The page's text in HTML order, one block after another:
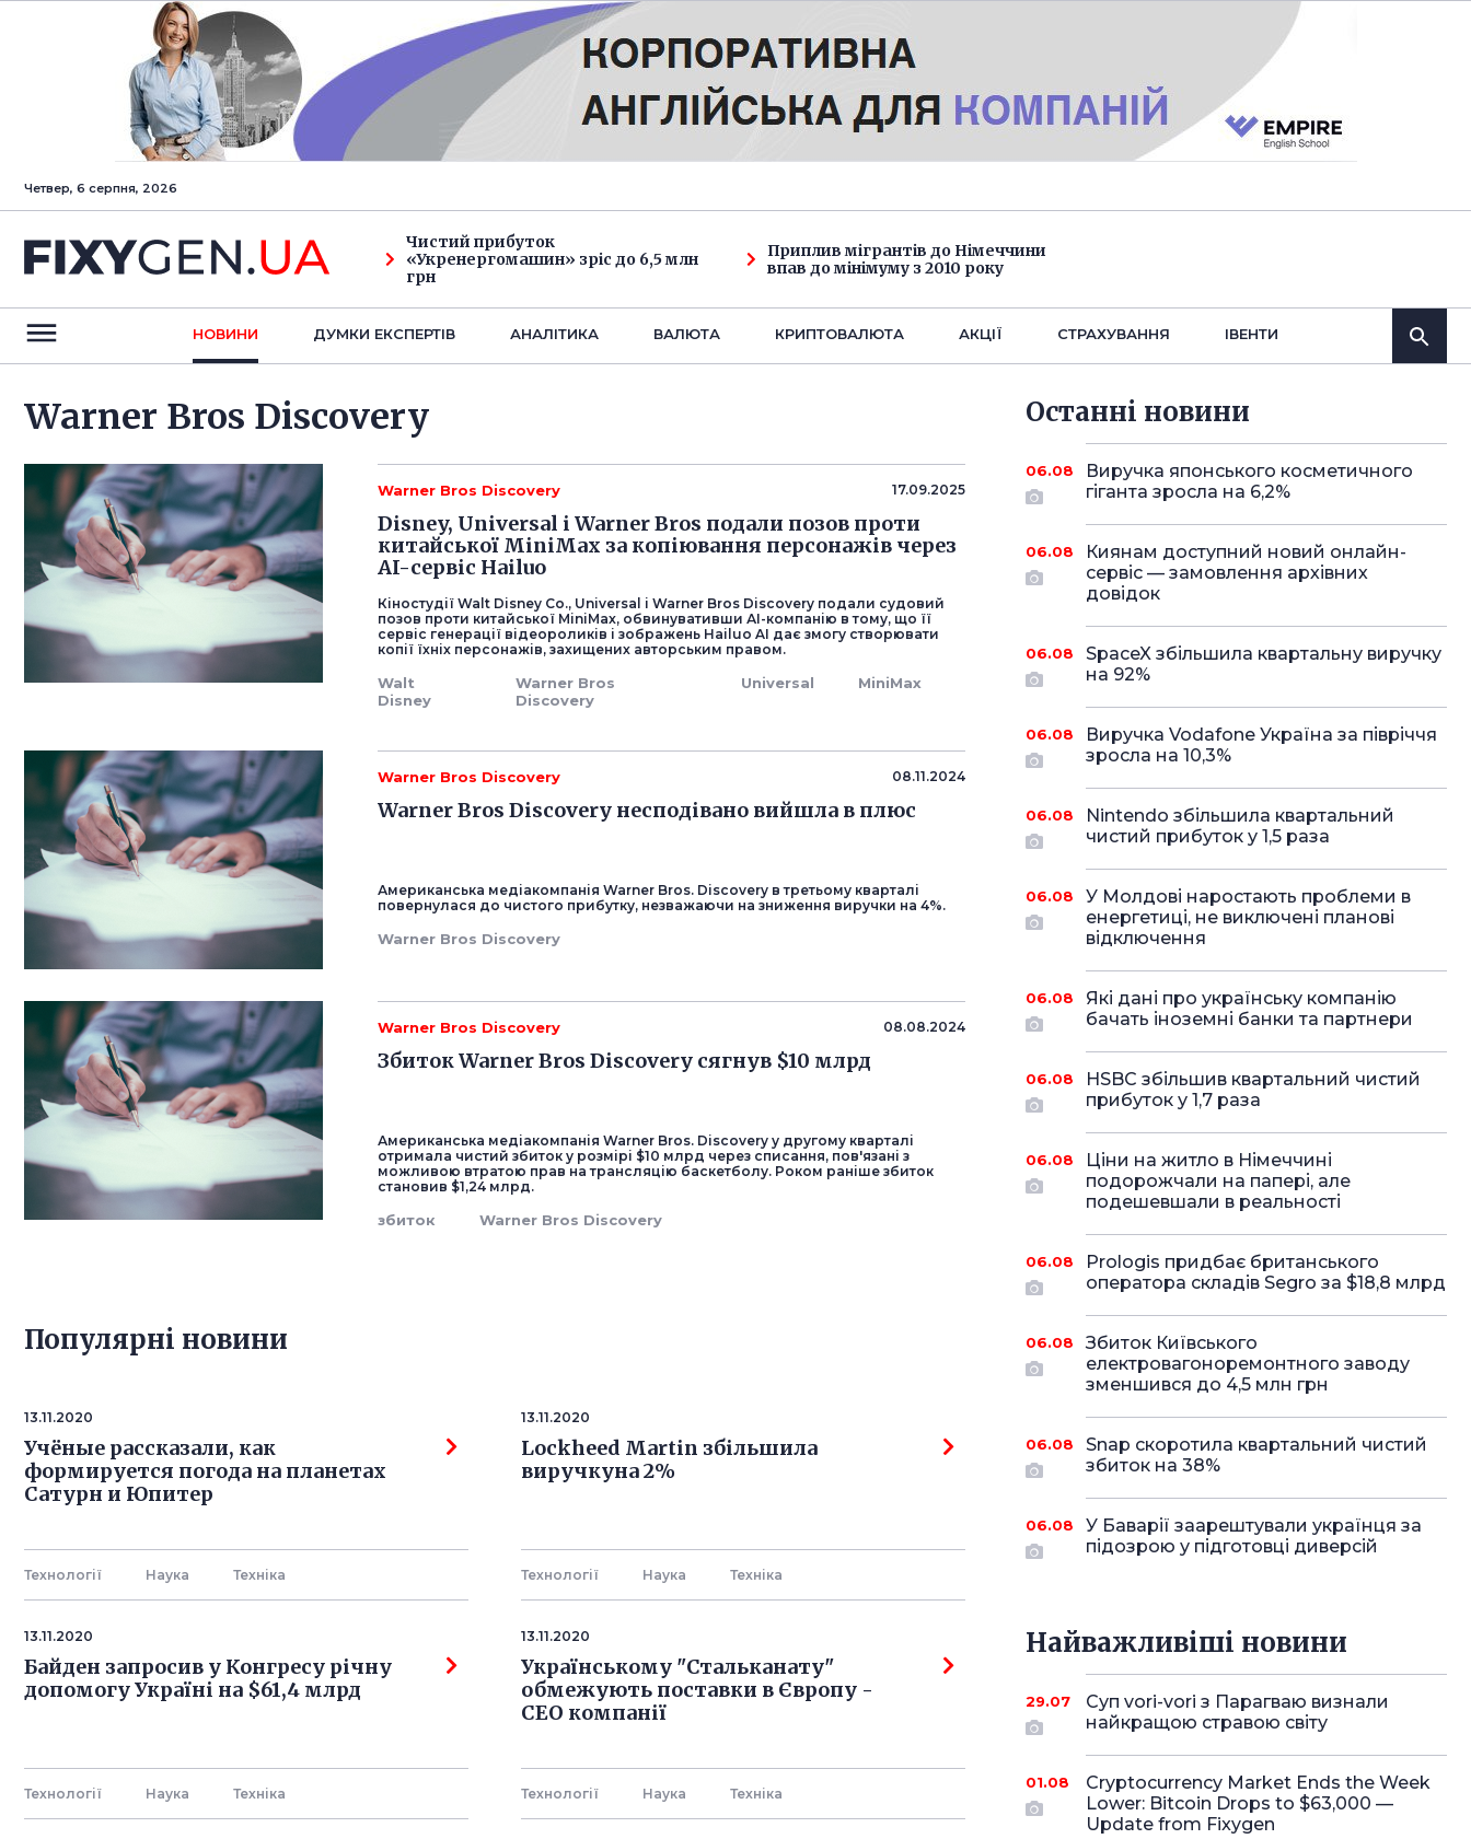
Четвер, 6 серпня, 2026
Чистий прибуток
«Укренергомашин» зріс до 6,5 млн
грн
Приплив мігрантів до Німеччини
впав до мінімуму з 2010 року
НОВИНИ ДУМКИ ЕКСПЕРТIВ АНАЛIТИКА ВАЛЮТА КРИПТОВАЛЮТА АКЦІЇ СТРАХУВАННЯ IВЕНТИ
Warner Bros Discovery
Warner Bros Discovery 17.09.2025
Disney, Universal і Warner Bros подали позов проти
китайської MiniMax за копіювання персонажів через
AI-сервіс Hailuo
Кіностудії Walt Disney Co., Universal і Warner Bros Discovery подали судовий
позов проти китайської MiniMax, обвинувативши АІ-компанію в тому, що її
сервіс генерації відеороликів і зображень Hailuo AI дає змогу створювати
копії їхніх персонажів, захищених авторським правом.
Walt
Disney
Warner Bros
Discovery
Universal MiniMax
Warner Bros Discovery 08.11.2024
Warner Bros Discovery несподівано вийшла в плюс
Американська медіакомпанія Warner Bros. Discovery в третьому кварталі
повернулася до чистого прибутку, незважаючи на зниження виручки на 4%.
Warner Bros Discovery
Warner Bros Discovery 08.08.2024
Збиток Warner Bros Discovery сягнув $10 млрд
Американська медіакомпанія Warner Bros. Discovery у другому кварталі
отримала чистий збиток у розмірі $10 млрд через списання, пов'язані з
можливою втратою прав на трансляцію баскетболу. Роком раніше збиток
становив $1,24 млрд.
збиток Warner Bros Discovery
Популярнi новини
13.11.2020
Учёные рассказали, как
формируется погода на планетах
Сатурн и Юпитер
Технології Наука Технiка
13.11.2020
Lockheed Martin збільшила
виручкуна 2%
Технології Наука Технiка
13.11.2020
Байден запросив у Конгресу річну
допомогу Україні на $61,4 млрд
Технології Наука Технiка
13.11.2020
Українському "Стальканату"
обмежують поставки в Європу -
СЕО компанії
Технології Наука Технiка
Останнi новини
06.08
Виручка японського косметичного
гіганта зросла на 6,2%
06.08
Киянам доступний новий онлайн-
сервіс — замовлення архівних
довідок
06.08
SpaceX збільшила квартальну виручку
на 92%
06.08
Виручка Vodafone Україна за півріччя
зросла на 10,3%
06.08
Nintendo збільшила квартальний
чистий прибуток у 1,5 раза
06.08
У Молдові наростають проблеми в
енергетиці, не виключені планові
відключення
06.08
Які дані про українську компанію
бачать іноземні банки та партнери
06.08
HSBC збільшив квартальний чистий
прибуток у 1,7 раза
06.08
Ціни на житло в Німеччині
подорожчали на папері, але
подешевшали в реальності
06.08
Prologis придбає британського
оператора складів Segro за $18,8 млрд
06.08
Збиток Київського
електровагоноремонтного заводу
зменшився до 4,5 млн грн
06.08
Snap скоротила квартальний чистий
збиток на 38%
06.08
У Баварії заарештували українця за
підозрою у підготовці диверсій
Найважливіші новини
29.07
Суп vori-vori з Парагваю визнали
найкращою стравою світу
01.08
Cryptocurrency Market Ends the Week
Lower: Bitcoin Drops to $63,000 —
Update from Fixygen